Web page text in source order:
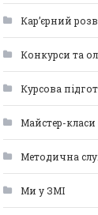
Кар’єрний
Конкурси та
Курсова
Майстер-класи
Методична
Ми у ЗМІ